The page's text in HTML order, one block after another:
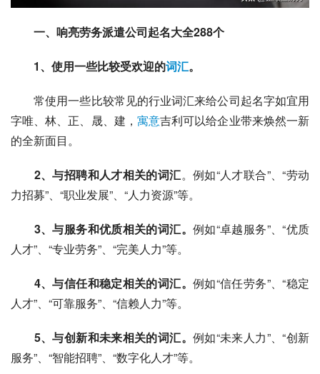
一、响亮劳务派遣公司起名大全288个
1、使用一些比较受欢迎的词汇。
常使用一些比较常见的行业词汇来给公司起名字如宜用
字唯、林、正、晟、建， 寓意吉利可以给企业带来焕然一新
的全新面目。
2、与招聘和人才相关的词汇。例如“人才联合”、“劳动
力招募”、“职业发展”、“人力资源”等。
3、与服务和优质相关的词汇。 例如“卓越服务”、“优质
人才”、“专业劳务”、“完美人力”等。
4、与信任和稳定相关的词汇。 例如“信任劳务”、“稳定
人才”、“可靠服务”、“信赖人力”等。
5、与创新和未来相关的词汇。 例如“未来人力”、“创新
服务”、“智能招聘”、“数字化人才”等。